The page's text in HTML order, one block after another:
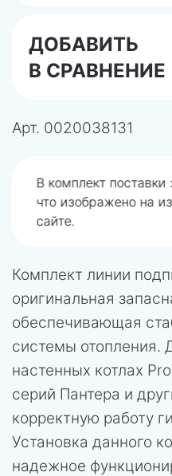
ДОБАВИТЬ
В СРАВНЕНИЕ
Арт. 0020038131
В комплект поставки
что изображено на
сайте.
Комплект линии
оригинальная
обеспечивающая
системы отопления.
настенных котлах
серий Пантера и
корректную работу
Установка данного
надежное